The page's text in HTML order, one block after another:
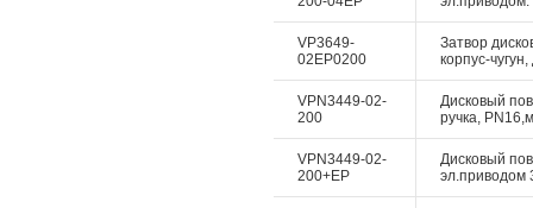
VP3649-
02EP0200
Затвор
корпус-
VPN3449-02-
200
Дисковый
ручка,
VPN3449-02-
200+EP
Дисковый
эл.приводом